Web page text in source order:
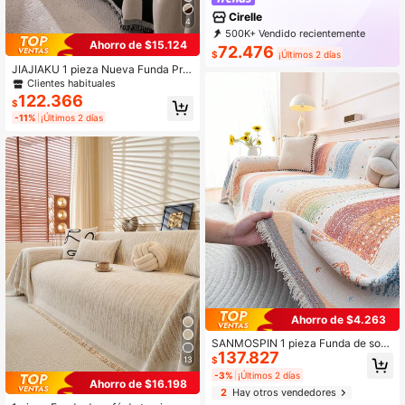
4
Ahorro de $15.124
JIAJIAKU 1 pieza Nueva Funda Prot
ectora Antiarañazos para Sofá, Sen
sación de Lujo, Adecuada para Tod
as las Estaciones, Manta para Sofá
con Decoración Circular
Clientes habituales
$122.366
-11% ¡Últimos 2 días
13
Ahorro de $16.198
Cirelle
500K+ Vendido recientemente
99K+ Recompra
$72.476 ¡Últimos 2 días
Ahorro de $4.263
SANMOSPIN 1 pieza Funda de sofá
de chenilla colorida, protector de so
fá de una sola pieza con diseño de f
lecos, cobertura completa para tod
as las estaciones, apto para mascot
$137.827
-3% ¡Últimos 2 días
2Hay otros vendedores